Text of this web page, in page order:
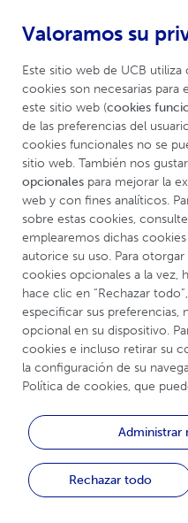
Enfermedades Mediadas
Menú
Mapa del
Inicio
Vida Saludable
¿Cómo cuidar mi
Alimentación
Salud Física
Estrés y tu sistema
Enfermedades
Valoramos su
Este sitio web de UCB utiliza
cookies son necesarias
este sitio web (cookies
de las preferencias del
cookies funcionales no se
sitio web. También nos
opcionales para mejorar la
web y con fines analíticos.
sobre estas cookies,
emplearemos dichas
autorice su uso. Para
cookies opcionales a la vez,
hace clic en “Rechazar
especificar sus preferencias,
opcional en su dispositivo.
cookies e incluso retirar su
la configuración de su
Política de cookies, que
Rechazar todo
Administrar